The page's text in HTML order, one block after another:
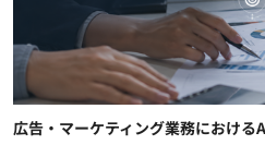
広告・マーケティング業務における